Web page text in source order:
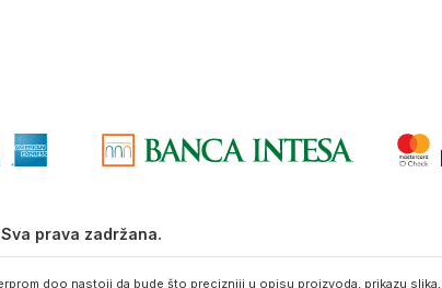
prava zadržana.
doo nastoji da bude što precizniji u opisu proizvoda, prikazu slika,